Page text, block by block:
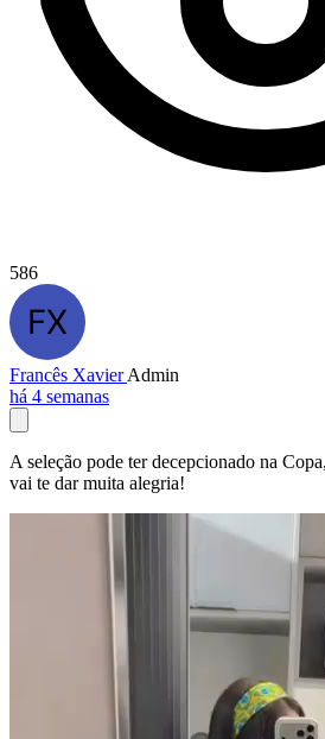
586
Francês XavierAdmin
há 4 semanas
A seleção pode ter decepcionado na
vai te dar muita alegria!